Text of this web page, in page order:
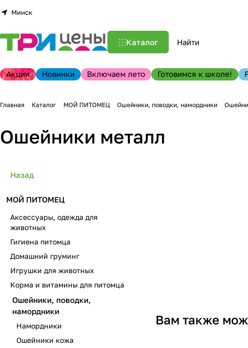
Минск
Каталог
Акции Новинки Включаем лето Готовимся к школе!
Главная Каталог МОЙ ПИТОМЕЦ Ошейники, поводки, намордники
Ошейники металл
Вам также
Назад
МОЙ ПИТОМЕЦ
Аксессуары, одежда для
животных
Гигиена питомца
Домашний груминг
Игрушки для животных
Корма и витамины для питомца
Ошейники, поводки,
намордники
Намордники
Ошейники кожа